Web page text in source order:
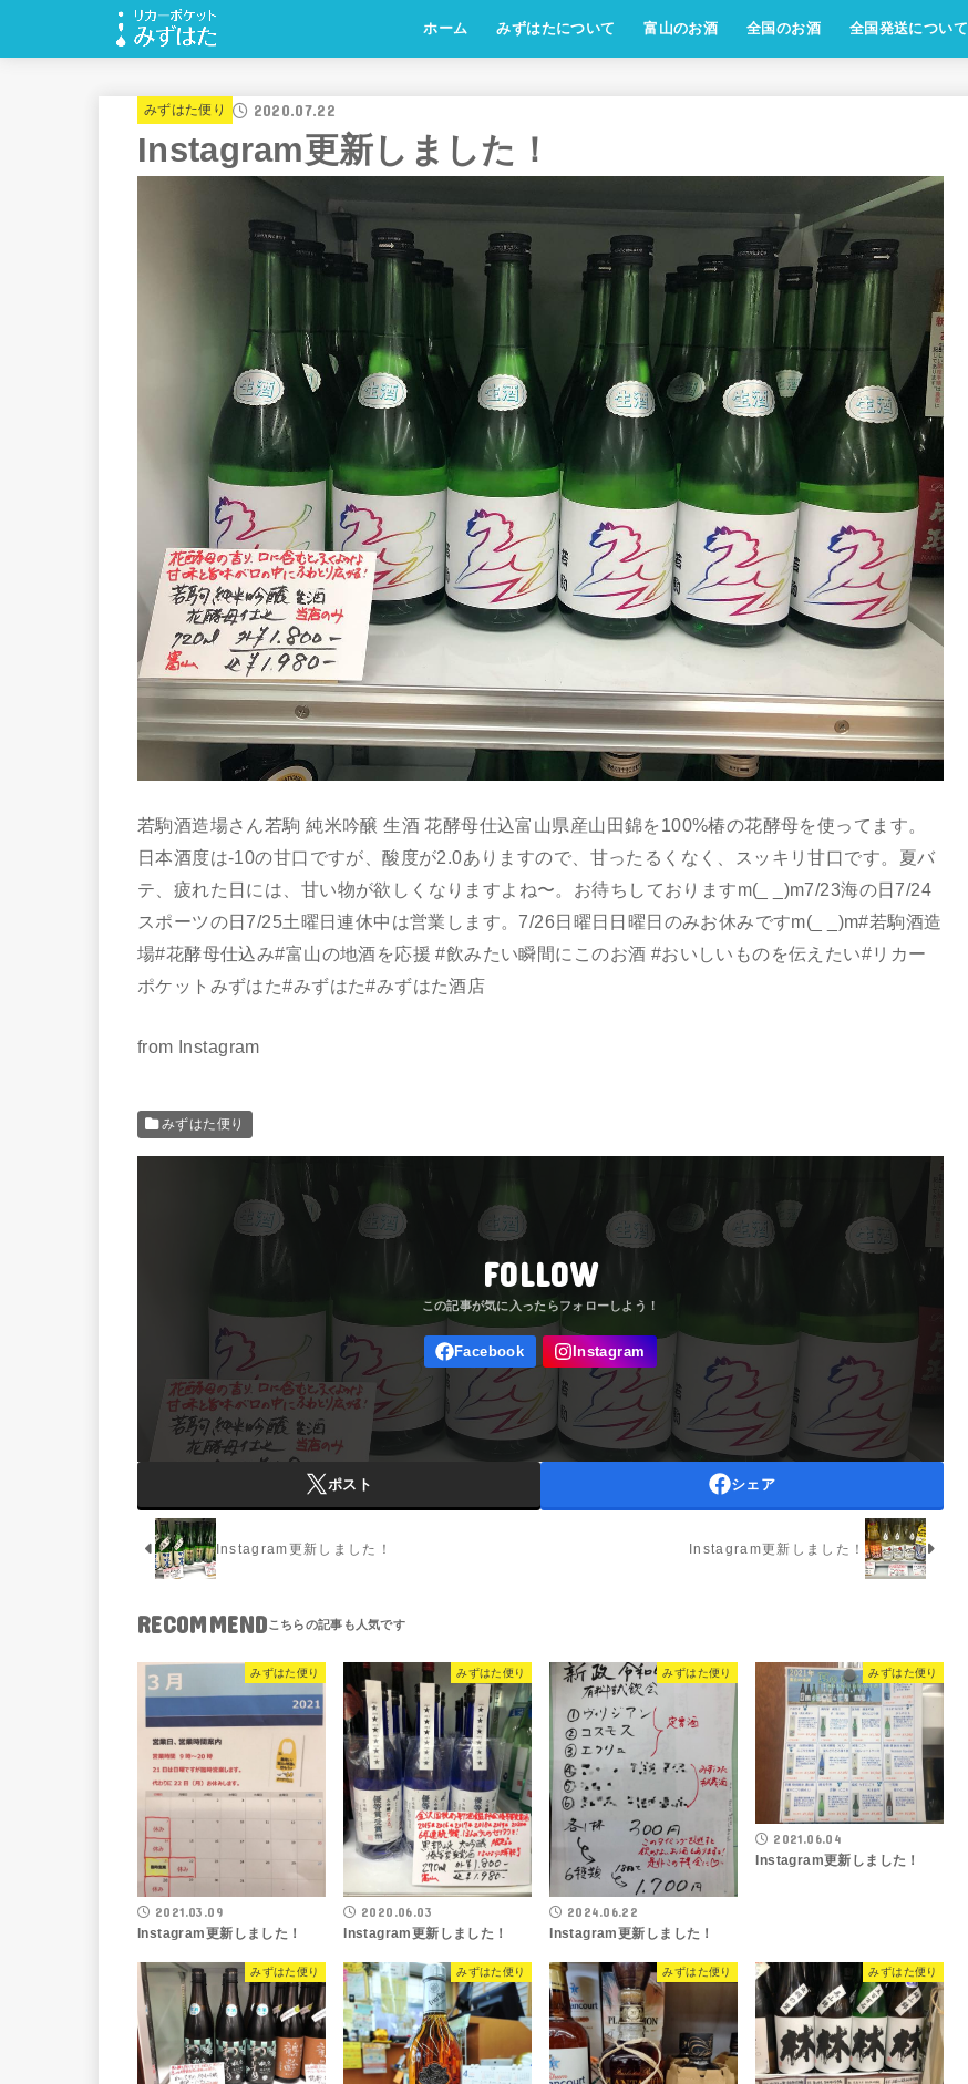
ホーム みずはたについて 富山のお酒 全国のお酒 全国発送について
みずはた便り 2020.07.22
Instagram更新しました！
若駒酒造場さん若駒 純米吟醸 生酒 花酵母仕込富山県産山田錦を100%椿の花酵母を使ってます。
日本酒度は-10の甘口ですが、酸度が2.0ありますので、甘ったるくなく、スッキリ甘口です。夏バ
テ、疲れた日には、甘い物が欲しくなりますよね〜。お待ちしておりますm(_ _)m7/23海の日7/24
スポーツの日7/25土曜日連休中は営業します。7/26日曜日日曜日のみお休みですm(_ _)m#若駒酒造
場#花酵母仕込み#富山の地酒を応援 #飲みたい瞬間にこのお酒 #おいしいものを伝えたい#リカー
ポケットみずはた#みずはた#みずはた酒店
from Instagram
みずはた便り
FOLLOW
ポスト シェア
Instagram更新しました！ Instagram更新しました！
RECOMMEND
みずはた便り
2021.03.09
Instagram更新しました！
みずはた便り
2020.06.03
Instagram更新しました！
みずはた便り
2024.06.22
Instagram更新しました！
みずはた便り
2021.06.04
Instagram更新しました！
みずはた便り みずはた便り みずはた便り みずはた便り